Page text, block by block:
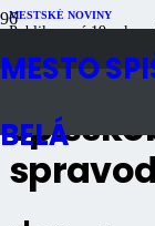
MESTO
BELÁ
MESTSKÉ NOVINY
Publikované19 rokov